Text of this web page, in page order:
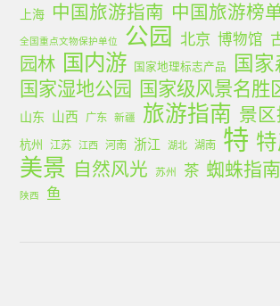
上海 中国旅游指南 中国旅游榜
全国重点文物保护单位 公园 北京 博物馆
园林 国内游 国家地理标志产品 国
国家湿地公园 国家级风景名胜
山东 山西 广东 新疆 旅游指南 景
杭州 江苏 江西 河南 浙江 湖北 湖南 特
美景 自然风光 苏州 茶 蜘蛛指南
陕西 鱼